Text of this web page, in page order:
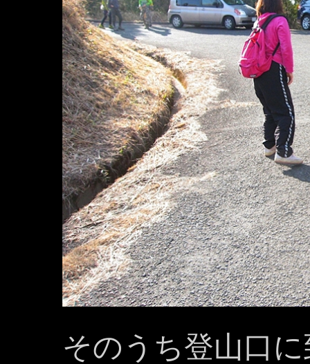
そのうち登山口